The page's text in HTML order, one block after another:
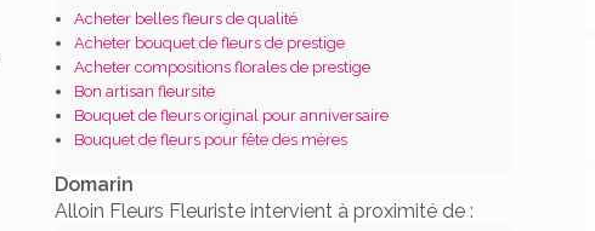
Acheter belles fleurs de qualité
Acheter bouquet de fleurs de prestige
Acheter compositions florales de prestige
Bon artisan fleursite
Bouquet de fleurs original pour anniversaire
Bouquet de fleurs pour fête des mères
Domarin
Alloin Fleurs Fleuriste intervient à proximité de :